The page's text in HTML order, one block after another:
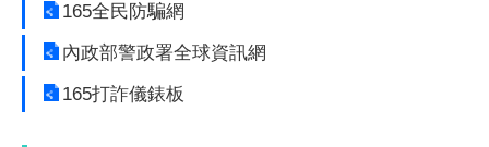
165全民防騙網
內政部警政署全球資訊網
165打詐儀錶板